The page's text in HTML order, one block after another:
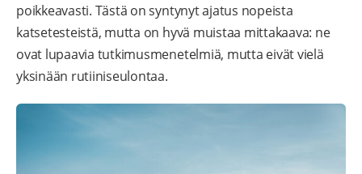
poikkeavasti. Tästä on syntynyt ajatus nopeista
katsetesteistä, mutta on hyvä muistaa mittakaava: ne
ovat lupaavia tutkimusmenetelmiä, mutta eivät vielä
yksinään rutiiniseulontaa.